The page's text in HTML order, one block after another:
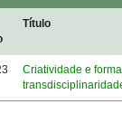
Título
Criatividade e